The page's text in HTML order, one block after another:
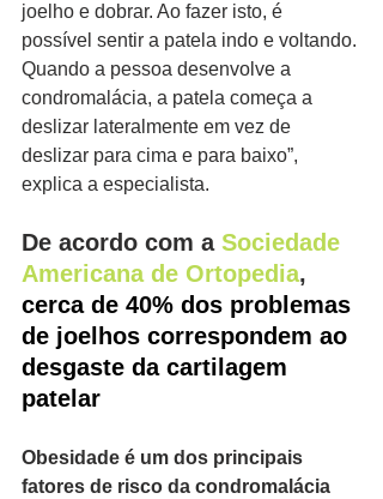
joelho e dobrar. Ao fazer isto, é
possível sentir a patela indo e voltando.
Quando a pessoa desenvolve a
condromalácia, a patela começa a
deslizar lateralmente em vez de
deslizar para cima e para baixo”,
explica a especialista.
De acordo com a Sociedade
Americana de Ortopedia,
cerca de 40% dos problemas
de joelhos correspondem ao
desgaste da cartilagem
patelar
Obesidade é um dos principais
fatores de risco da condromalácia